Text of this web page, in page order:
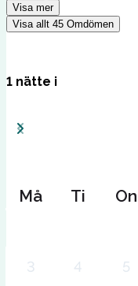
Visa mer
Visa allt 45 Omdömen
1 nätte i
Må Ti On
3 4 5